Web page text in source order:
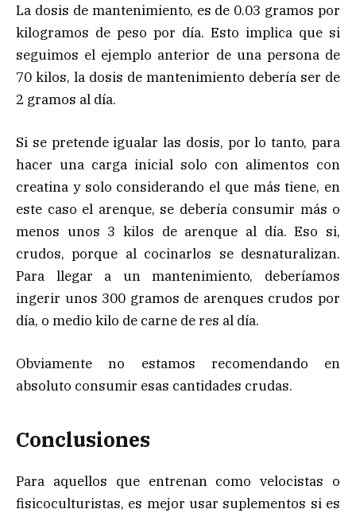
La dosis de mantenimiento, es de 0.03 gramos por
kilogramos de peso por día. Esto implica que si
seguimos el ejemplo anterior de una persona de
70 kilos, la dosis de mantenimiento debería ser de
2 gramos al día.
Si se pretende igualar las dosis, por lo tanto, para
hacer una carga inicial solo con alimentos con
creatina y solo considerando el que más tiene, en
este caso el arenque, se debería consumir más o
menos unos 3 kilos de arenque al día. Eso si,
crudos, porque al cocinarlos se desnaturalizan.
Para llegar a un mantenimiento, deberíamos
ingerir unos 300 gramos de arenques crudos por
día, o medio kilo de carne de res al día.
Obviamente no estamos recomendando en
absoluto consumir esas cantidades crudas.
Conclusiones
Para aquellos que entrenan como velocistas o
fisicoculturistas, es mejor usar suplementos si es